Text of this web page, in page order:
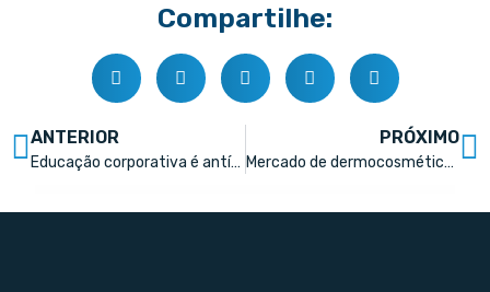
Compartilhe:
ANTERIOR
Educação corporativa é antídoto para a rotatividade no varejo farmacêutico
PRÓXIMO
Mercado de dermocosméticos movimenta R$ 12,3 bilhões